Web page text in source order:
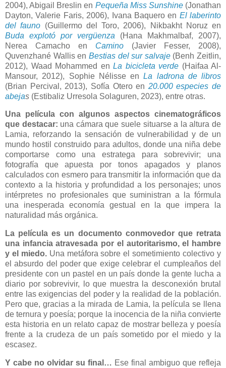
2004), Abigail Breslin en Pequeña Miss Sunshine(Jonathan
Dayton, Valerie Faris, 2006), Ivana Baquero en El laberinto
del fauno (Guillermo del Toro, 2006), Nikbakht Noruz en
Buda explotó por vergüenza (Hana Makhmalbaf, 2007),
Nerea Camacho en Camino (Javier Fesser, 2008),
Quvenzhané Wallis en Bestias del sur salvaje(Benh Zeitlin,
2012), Waad Mohammed en La bicicleta verde (Haifaa Al-
Mansour, 2012), Sophie Nélisse enLa ladrona de libros
(Brian Percival, 2013), Sofía Otero en 20.000 especies de
abejas (Estibaliz Urresola Solaguren, 2023), entre otras.
Una película con algunos aspectos cinematográficos
que destacar: una cámara que suele situarse a la altura de
Lamia, reforzando la sensación de vulnerabilidad y de un
mundo hostil construido para adultos, donde una niña debe
comportarse como una estratega para sobrevivir; una
fotografía que apuesta por tonos apagados y planos
calculados con esmero para transmitir la información que da
contexto a la historia y profundidad a los personajes; unos
intérpretes no profesionales que suministran a la fórmula
una inesperada economía gestual en la que impera la
naturalidad más orgánica.
La película es un documento conmovedor que retrata
una infancia atravesada por el autoritarismo, el hambre
y el miedo.Una metáfora sobre el sometimiento colectivo y
el absurdo del poder que exige celebrar el cumpleaños del
presidente con un pastel en un país donde la gente lucha a
diario por sobrevivir, lo que muestra la desconexión brutal
entre las exigencias del poder y la realidad de la población.
Pero que, gracias a la mirada de Lamia, la película se llena
de ternura y poesía; porque la inocencia de la niña convierte
esta historia en un relato capaz de mostrar belleza y poesía
frente a la crudeza de un país sometido por el miedo y la
escasez.
Y cabe no olvidar su final… Ese final ambiguo que refleja